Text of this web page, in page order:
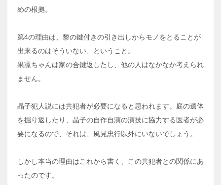
めの根拠。
第4の理由は、黎の鍵付きの引き出しからモノをとることが
出来るのはそういない、ということ。
果凛ちゃんは家の合鍵返したし、他の人はなかなか考えられ
ません。
晶子犯人説には共犯者が必要になると思われます。庭の遺体
を掘り返したり、晶子の自作自演の演技に協力する医者が必
要になるので、それは、風見忠行以外にいないでしょう。
しかし本当の理由はこれから書く、この共犯者との関係にあ
ったのです。